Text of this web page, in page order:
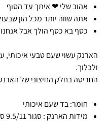
אהוב שלי ❤ איתך עד הסוף
אתה שווה יותר מכל הון
כסף בא כסף הולך אבל
הארנק עשוי שעם טבעי איכותי,
ולכלוך.
החריטה בחלק החיצוני של
חומר: בד שעם איכותי